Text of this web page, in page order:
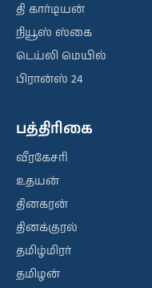
தி கார்டியன்
நியூஸ் ஸ்கை
டெய்லி மெயில்
பிரான்ஸ் 24
பத்திரிகை
வீரகேசரி
உதயன்
தினகரன்
தினக்குரல்
தமிழ்மிரர்
தமிழன்